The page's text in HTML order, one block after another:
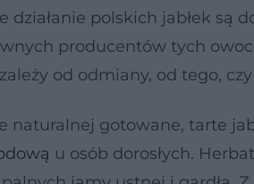
działanie polskich jabłek są
producentów tych
od odmiany, od tego,
naturalnej gotowane, tarte
u osób dorosłych.